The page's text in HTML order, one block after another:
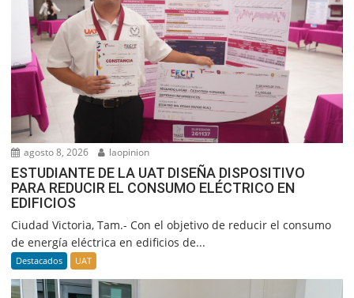
agosto 8, 2026 laopinion
ESTUDIANTE DE LA UAT DISEÑA DISPOSITIVO
PARA REDUCIR EL CONSUMO ELÉCTRICO EN
EDIFICIOS
Ciudad Victoria, Tam.- Con el objetivo de reducir el consumo
de energía eléctrica en edificios de...
Destacados UAT